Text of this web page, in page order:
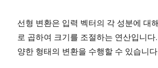
선형 변환은 입력 벡터의 각 성분에 대
로 곱하여 크기를 조절하는 연산입니
양한 형태의 변환을 수행할 수 있습니